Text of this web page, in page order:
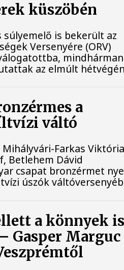
küszöbén
súlyemelő is bekerült az
Versenyére (ORV)
mindhárman
az elmúlt
a
váltó
Farkas
Betlehem Dávid
csapat bronzérmet
úszók
a könnyek
Gasper Marguc